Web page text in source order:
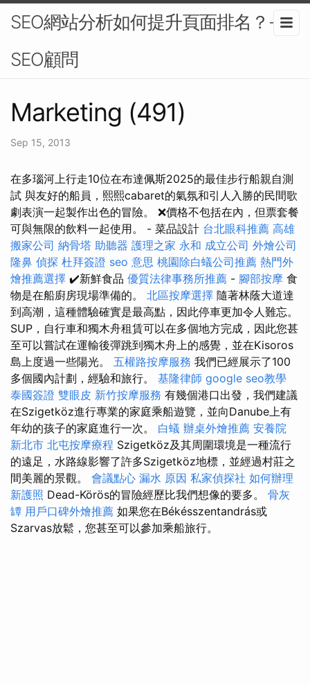
SEO網站分析如何提升頁面排名？-
SEO顧問
Marketing (491)
Sep 15, 2013
在多瑙河上行走10位在布達佩斯2025的最佳步行船親自測
試 與友好的船員，熙熙cabaret的氣氛和引人入勝的民間歌
劇表演一起製作出色的冒險。 ❌價格不包括在內，但票套餐
可與無限的飲料一起使用。 - 菜品設計 台北眼科推薦 高雄
搬家公司 納骨塔 助聽器 護理之家 永和 成立公司 外燴公司
隆鼻 偵探 杜拜簽證 seo 意思 桃園除白蟻公司推薦 熱門外
燴推薦選擇 ✔️新鮮食品 優質法律事務所推薦 - 腳部按摩 食
物是在船廚房現場準備的。 北區按摩選擇 隨著林蔭大道達
到高潮，這種體驗確實是最高點，因此停車更加令人難忘。
SUP，自行車和獨木舟租賃可以在多個地方完成，因此您甚
至可以嘗試在運輸後彈跳到獨木舟上的感覺，並在Kisoros
島上度過一些陽光。 五權路按摩服務 我們已經展示了100
多個國內計劃，經驗和旅行。 基隆律師 google seo教學
泰國簽證 雙眼皮 新竹按摩服務 有幾個港口出發，我們建議
在Szigetköz進行專業的家庭乘船遊覽，並向Danube上有
年幼的孩子的家庭進行一次。 白蟻 辦桌外燴推薦 安養院
新北市 北屯按摩療程 Szigetköz及其周圍環境是一種流行
的遠足，水路線影響了許多Szigetköz地標，並經過村莊之
間美麗的景觀。 會議點心 漏水 原因 私家偵探社 如何辦理
新護照 Dead-Körös的冒險經歷比我們想像的要多。 骨灰
罈 用戶口碑外燴推薦 如果您在Békésszentandrás或
Szarvas放鬆，您甚至可以參加乘船旅行。